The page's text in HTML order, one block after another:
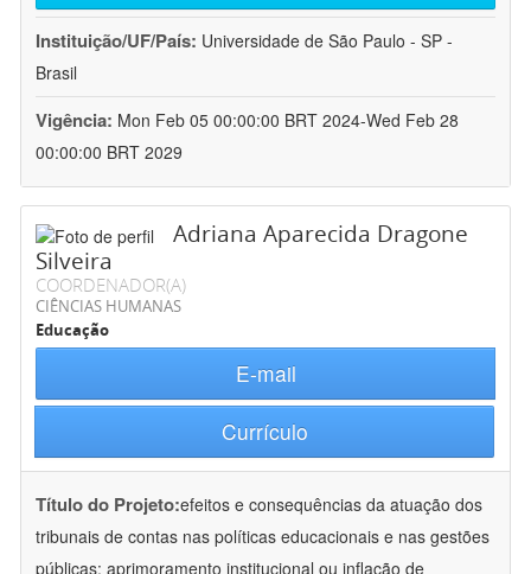
Instituição/UF/País: Universidade de São Paulo - SP -
Brasil
Vigência: Mon Feb 05 00:00:00 BRT 2024-Wed Feb 28
00:00:00 BRT 2029
Adriana Aparecida Dragone
Silveira
COORDENADOR(A)
CIÊNCIAS HUMANAS
Educação
E-mail
Currículo
Título do Projeto:efeitos e consequências da atuação dos
tribunais de contas nas políticas educacionais e nas gestões
públicas: aprimoramento institucional ou inflação de